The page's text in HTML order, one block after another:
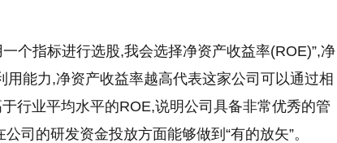
个指标进行选股,我会选择净资产收益率(ROE)”,净
用能力,净资产收益率越高代表这家公司可以通过相
行业平均水平的ROE,说明公司具备非常优秀的管
司的研发资金投放方面能够做到“有的放矢”。